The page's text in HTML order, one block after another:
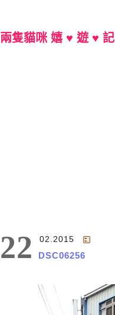
兩隻貓咪 嬉 ♥ 遊 ♥ 記
22 02.2015
DSC06256